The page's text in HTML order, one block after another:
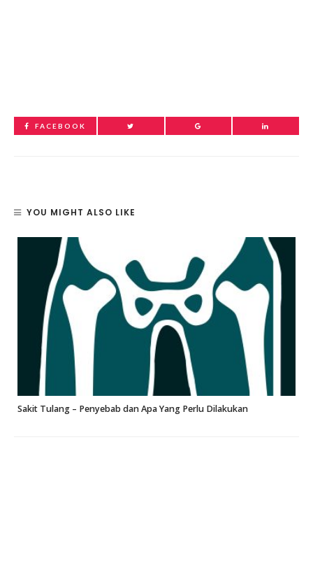
FACEBOOK
YOU MIGHT ALSO LIKE
Sakit Tulang – Penyebab dan Apa Yang Perlu Dilakukan